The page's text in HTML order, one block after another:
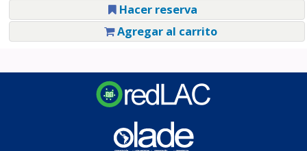
Hacer reserva
Agregar al carrito